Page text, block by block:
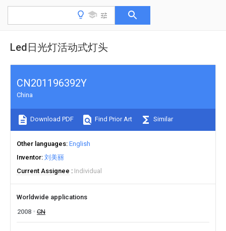
Led日光灯活动式灯头
CN201196392Y
China
Download PDF Find Prior Art Similar
Other languages English
Inventor 刘美丽
Current Assignee
Individual
Worldwide applications
2008
CN